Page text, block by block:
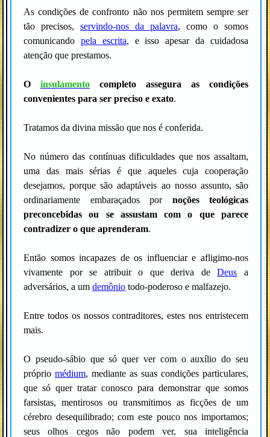
As condições de confronto não nos permitem sempre ser
tão precisos, servindo-nos da palavra, como o somos
comunicando pela escrita, e isso apesar da cuidadosa
atenção que prestamos.
O insulamento completo assegura as condições
convenientes para ser preciso e exato.
Tratamos da divina missão que nos é conferida.
No número das contínuas dificuldades que nos assaltam,
uma das mais sérias é que aqueles cuja cooperação
desejamos, porque são adaptáveis ao nosso assunto, são
ordinariamente embaraçados por noções teológicas
preconcebidas ou se assustam com o que parece
contradizer o que aprenderam.
Então somos incapazes de os influenciar e afligimo-nos
vivamente por se atribuir o que deriva deDeus a
adversários, a um demônio todo-poderoso e malfazejo.
Entre todos os nossos contraditores, estes nos entristecem
mais.
O pseudo-sábio que só quer ver com o auxílio do seu
próprio médium, mediante as suas condições particulares,
que só quer tratar conosco para demonstrar que somos
farsistas, mentirosos ou transmitimos as ficções de um
cérebro desequilibrado; com este pouco nos importamos;
seus olhos cegos não podem ver, sua inteligência